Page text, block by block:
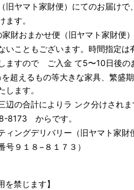
（旧ヤマト家財便） にてのお届けで
ます。
家財おまかせ便 （旧ヤマト家財便
いこともございます。時間指定
ますので ご入金 て5〜10日後の
を超えるもの等大きな家具、繁
します。
辺の合計によりラ ンク分けされま
8173 からです。
ィングデリバリー （旧ヤマト家財
号９１８−８１７３）
を禁じます】